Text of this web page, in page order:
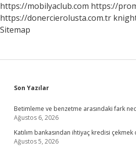
https://mobilyaclub.com https://
https://donercierolusta.com.tr
Sitemap
Sidebar
Son Yazılar
Betimleme ve benzetme arasındaki fark
Ağustos 6, 2026
Katılım bankasından ihtiyaç kredisi çekmek
Ağustos 5, 2026